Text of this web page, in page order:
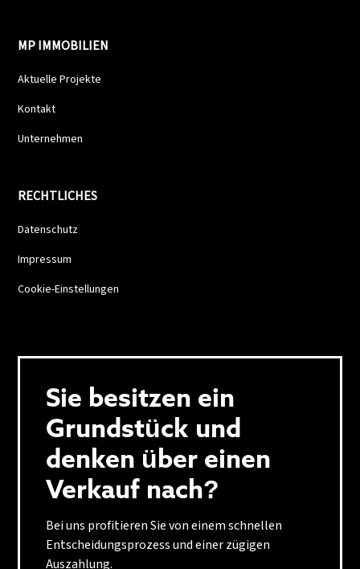
MP IMMOBILIEN
Aktuelle Projekte
Kontakt
Unternehmen
RECHTLICHES
Datenschutz
Impressum
Cookie-Einstellungen
Sie besitzen ein
Grundstück und
denken über einen
Verkauf nach?
Bei uns profitieren Sie von einem schnellen
Entscheidungsprozess und einer zügigen
Auszahlung.